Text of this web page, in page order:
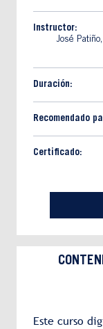
Instructor:
José
Duración:
Recomendado
Certificado:
Este curso